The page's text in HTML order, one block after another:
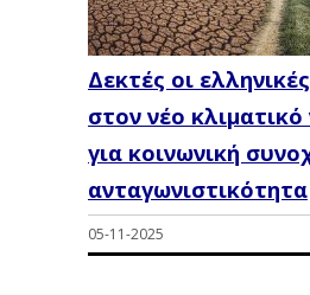
Δεκτές οι
στον νέο
για κοινωνική
ανταγωνιστικότητα
05-11-2025